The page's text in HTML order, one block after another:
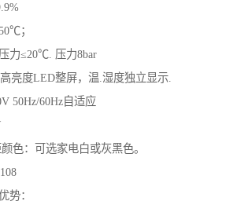
；
力≤20℃. 压力8bar
亮度LED整屏，温.湿度独立显示.
50Hz/60Hz自适应
色：可选家电白或灰黑色。
势：